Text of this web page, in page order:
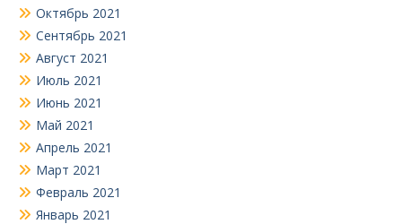
Октябрь 2021
Сентябрь 2021
Август 2021
Июль 2021
Июнь 2021
Май 2021
Апрель 2021
Март 2021
Февраль 2021
Январь 2021